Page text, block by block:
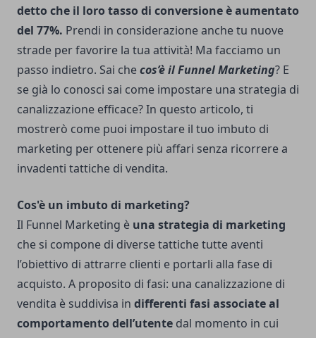
detto che il loro tasso di conversione è aumentato
del 77%. Prendi in considerazione anche tu nuove
strade per favorire la tua attività! Ma facciamo un
passo indietro. Sai checos’è il Funnel Marketing? E
se già lo conosci sai come impostare una strategia di
canalizzazione efficace? In questo articolo, ti
mostrerò come puoi impostare il tuo imbuto di
marketing per ottenere più affari senza ricorrere a
invadenti tattiche di vendita.
Cos'è un imbuto di marketing?
Il Funnel Marketing è una strategia di marketing
che si compone di diverse tattiche tutte aventi
l’obiettivo di attrarre clienti e portarli alla fase di
acquisto. A proposito di fasi: una canalizzazione di
vendita è suddivisa in differenti fasi associate al
comportamento dell’utente dal momento in cui